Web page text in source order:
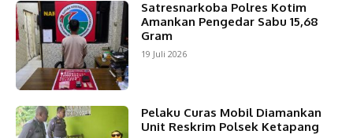
Satresnarkoba Polres Kotim
Amankan Pengedar Sabu 15,68
Gram
19 Juli 2026
Pelaku Curas Mobil Diamankan
Unit Reskrim Polsek Ketapang